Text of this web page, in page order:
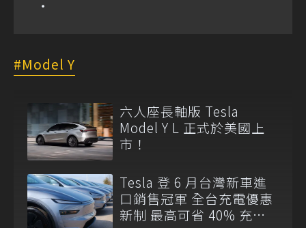
Model Y
六人座長軸版 Tesla
Model Y L 正式於美國上
市！
Tesla 登 6 月台灣新車進
口銷售冠軍 全台充電優惠
新制 最高可省 40% 充電